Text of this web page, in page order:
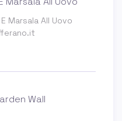
Marsala All Uovo
Wall